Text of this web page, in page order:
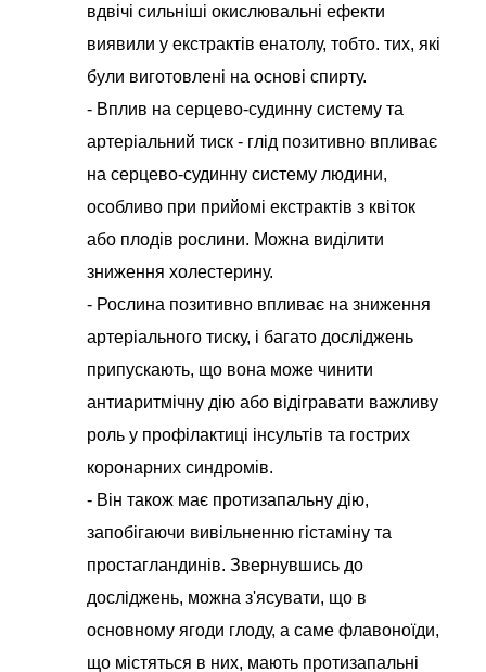
вдвічі сильніші окислювальні ефекти
виявили у екстрактів енатолу, тобто. тих, які
були виготовлені на основі спирту.
- Вплив на серцево-судинну систему та
артеріальний тиск - глід позитивно впливає
на серцево-судинну систему людини,
особливо при прийомі екстрактів з квіток
або плодів рослини. Можна виділити
зниження холестерину.
- Рослина позитивно впливає на зниження
артеріального тиску, і багато досліджень
припускають, що вона може чинити
антиаритмічну дію або відігравати важливу
роль у профілактиці інсультів та гострих
коронарних синдромів.
- Він також має протизапальну дію,
запобігаючи вивільненню гістаміну та
простагландинів. Звернувшись до
досліджень, можна з'ясувати, що в
основному ягоди глоду, а саме флавоноїди,
що містяться в них, мають протизапальні